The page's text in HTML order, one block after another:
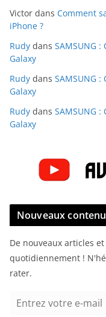
Victor dans Comment
iPhone ?
Rudy dans SAMSUNG
Galaxy
Rudy dans SAMSUNG
Galaxy
Rudy dans SAMSUNG
Galaxy
Nouveaux
De nouveaux articles
quotidiennement !
rater.